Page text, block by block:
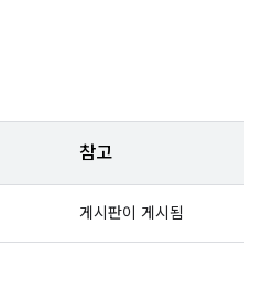
참고
게시판이 게시됨